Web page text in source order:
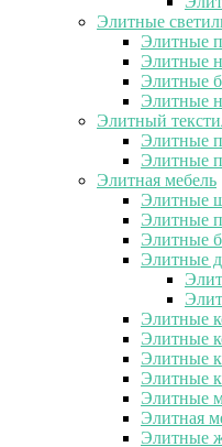
Элитные
Элитные
Элитные
Элитные
Элитные
Элитный
Элитные
Элитные
Элитная мебель
Элитные
Элитные
Элитные
Элитные
Элитные
Элитные
Элитные
Элитные
Элитные
Элитная
Элитные